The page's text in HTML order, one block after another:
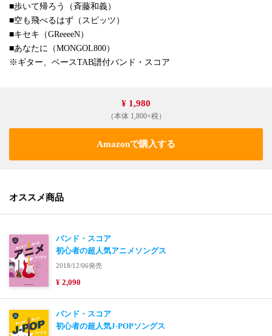
■歩いて帰ろう（斉藤和義）
■空も飛べるはず（スピッツ）
■キセキ（GReeeeN）
■あなたに（MONGOL800）
※ギター、ベースTAB譜付バンド・スコア
¥ 1,980
（本体 1,800+税）
Amazonで購入する
オススメ商品
バンド・スコア
初心者の超人気アニメソングス
2018/12/06発売
¥ 2,090
バンド・スコア
初心者の超人気J-POPソングス